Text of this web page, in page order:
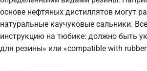
основе нефтяных дистиллятов могут
натуральные каучуковые сальники.
инструкцию на тюбике: должно быть
для резины» или «compatible with